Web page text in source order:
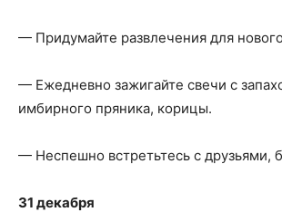
— Придумайте развлечения для
— Ежедневно зажигайте свечи с
имбирного пряника, корицы.
— Неспешно встретьтесь с друзьями,
31 декабря